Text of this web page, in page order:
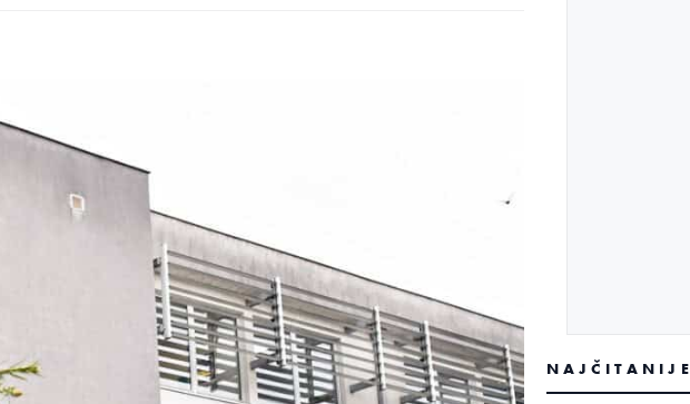
NAJČITANIJE